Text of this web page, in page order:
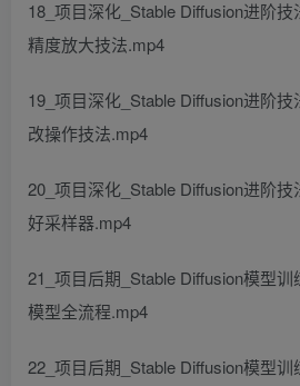
18_项目深化_Stable Diffusion进阶
精度放大技法.mp4
19_项目深化_Stable Diffusion进阶
改操作技法.mp4
20_项目深化_Stable Diffusion进阶
好采样器.mp4
21_项目后期_Stable Diffusion模型
模型全流程.mp4
22_项目后期_Stable Diffusion模型